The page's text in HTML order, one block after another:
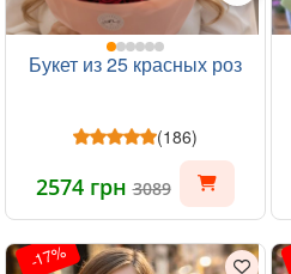
Букет из 25 красных роз
(186)
2574 грн3089
-17%